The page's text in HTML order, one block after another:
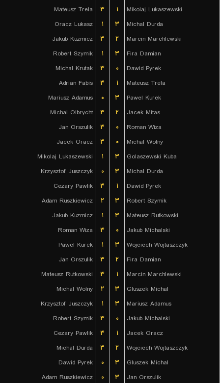
Mateusz Trela
۳ ۱
Mikolaj Lukaszewski
Oracz Lukasz
۱ ۳
Michal Durda
Jakub Kuzmicz
۳ ۲
Marcin Marchlewski
Robert Szymik
۱ ۳
Fira Damian
Michal Krutak
۳ ۰
Dawid Pyrek
Adrian Fabis
۳ ۱
Mateusz Trela
Mariusz Adamus
۰ ۳
Pawel Kurek
Michal Olbrycht
۳ ۲
Jacek Mitas
Jan Orszulik
۳ ۰
Roman Wiza
Jacek Oracz
۳ ۰
Michal Wolny
Mikolaj Lukaszewski
۱ ۳
Golaszewski Kuba
Krzysztof Juszczyk
۰ ۳
Michal Durda
Cezary Pawlik
۳ ۱
Dawid Pyrek
Adam Ruszkiewicz
۲ ۳
Robert Szymik
Jakub Kuzmicz
۱ ۳
Mateusz Rutkowski
Roman Wiza
۳ ۰
Jakub Michalski
Pawel Kurek
۱ ۳
Wojciech Wojtaszczyk
Jan Orszulik
۳ ۲
Fira Damian
Mateusz Rutkowski
۳ ۱
Marcin Marchlewski
Michal Wolny
۲ ۳
Gluszek Michal
Krzysztof Juszczyk
۱ ۳
Mariusz Adamus
Robert Szymik
۳ ۰
Jakub Michalski
Cezary Pawlik
۳ ۱
Jacek Oracz
Michal Durda
۳ ۲
Wojciech Wojtaszczyk
Dawid Pyrek
۰ ۳
Gluszek Michal
Adam Ruszkiewicz
۰ ۳
Jan Orszulik